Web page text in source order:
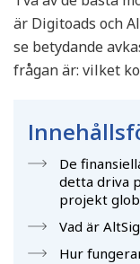
är Digitoads och
se betydande
frågan är: vilket
De
detta driva
projekt
Vad är
Hur